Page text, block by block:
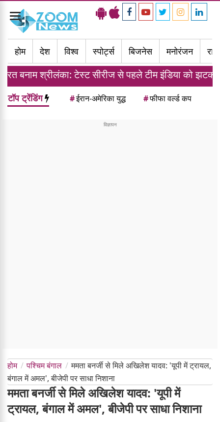
Toggle
navigation
होम
देश विश्व स्पोर्ट्स बिजनेस मनोरंजन
श्रीलंका: टेस्ट सीरीज से पहले टीम इंडिया को झटका, साई
टॉप ट्रेंडिंग #ईरान-अमेरिका युद्ध #फीफा वर्ल्ड कप
होम पश्चिम बंगाल
ममता बनर्जी से मिले अखिलेश यादव: 'यूपी में ट्रायल,
बंगाल में अमल', बीजेपी पर साधा निशाना
ममता बनर्जी से मिले अखिलेश यादव: 'यूपी में
ट्रायल, बंगाल में अमल', बीजेपी पर साधा निशाना